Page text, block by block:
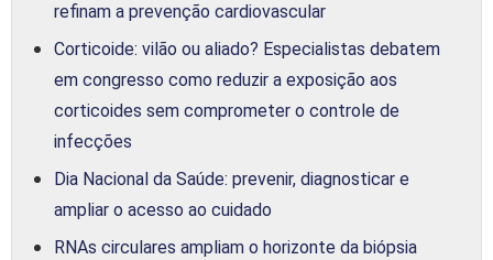
refinam a prevenção cardiovascular
Corticoide: vilão ou aliado? Especialistas debatem
em congresso como reduzir a exposição aos
corticoides sem comprometer o controle de
infecções
Dia Nacional da Saúde: prevenir, diagnosticar e
ampliar o acesso ao cuidado
RNAs circulares ampliam o horizonte da biópsia